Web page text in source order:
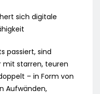
sich digitale
passiert, sind
mit starren, teuren
– in Form von
Aufwänden,